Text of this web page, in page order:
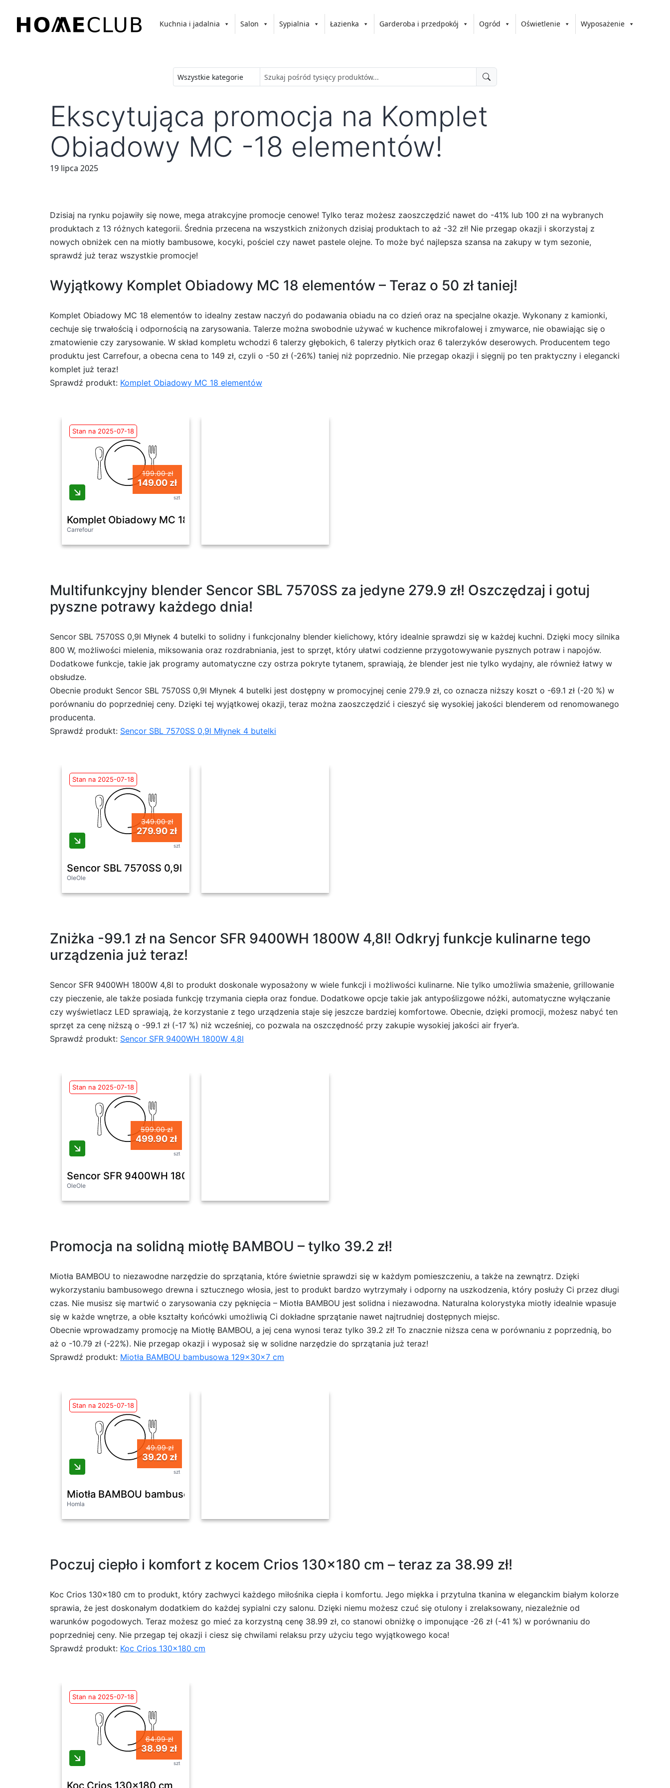
treści
Kuchnia i jadalnia Salon Sypialnia Łazienka Garderoba i przedpokój Ogród Oświetlenie Wyposażenie
Ekscytująca promocja na Komplet
Obiadowy MC -18 elementów!
19 lipca 2025
Dzisiaj na rynku pojawiły się nowe, mega atrakcyjne promocje cenowe! Tylko teraz możesz zaoszczędzić nawet do -41% lub 100 zł na wybranych
produktach z 13 różnych kategorii. Średnia przecena na wszystkich zniżonych dzisiaj produktach to aż -32 zł! Nie przegap okazji i skorzystaj z
nowych obniżek cen na miotły bambusowe, kocyki, pościel czy nawet pastele olejne. To może być najlepsza szansa na zakupy w tym sezonie,
sprawdź już teraz wszystkie promocje!
Wyjątkowy Komplet Obiadowy MC 18 elementów – Teraz o 50 zł taniej!
Komplet Obiadowy MC 18 elementów to idealny zestaw naczyń do podawania obiadu na co dzień oraz na specjalne okazje. Wykonany z kamionki,
cechuje się trwałością i odpornością na zarysowania. Talerze można swobodnie używać w kuchence mikrofalowej i zmywarce, nie obawiając się o
zmatowienie czy zarysowanie. W skład kompletu wchodzi 6 talerzy głębokich, 6 talerzy płytkich oraz 6 talerzyków deserowych. Producentem tego
produktu jest Carrefour, a obecna cena to 149 zł, czyli o -50 zł (-26%) taniej niż poprzednio. Nie przegap okazji i sięgnij po ten praktyczny i elegancki
komplet już teraz!
Sprawdź produkt: Komplet Obiadowy MC 18 elementów
Stan na 2025-07-18
199.00 zł
149.00 zł
szt
Komplet Obiadowy MC 18 elementów
Carrefour
Multifunkcyjny blender Sencor SBL 7570SS za jedyne 279.9 zł! Oszczędzaj i gotuj
pyszne potrawy każdego dnia!
Sencor SBL 7570SS 0,9l Młynek 4 butelki to solidny i funkcjonalny blender kielichowy, który idealnie sprawdzi się w każdej kuchni. Dzięki mocy silnika
800 W, możliwości mielenia, miksowania oraz rozdrabniania, jest to sprzęt, który ułatwi codzienne przygotowywanie pysznych potraw i napojów.
Dodatkowe funkcje, takie jak programy automatyczne czy ostrza pokryte tytanem, sprawiają, że blender jest nie tylko wydajny, ale również łatwy w
obsłudze.
Obecnie produkt Sencor SBL 7570SS 0,9l Młynek 4 butelki jest dostępny w promocyjnej cenie 279.9 zł, co oznacza niższy koszt o -69.1 zł (-20 %) w
porównaniu do poprzedniej ceny. Dzięki tej wyjątkowej okazji, teraz można zaoszczędzić i cieszyć się wysokiej jakości blenderem od renomowanego
producenta.
Sprawdź produkt: Sencor SBL 7570SS 0,9l Młynek 4 butelki
Stan na 2025-07-18
349.00 zł
279.90 zł
szt
Sencor SBL 7570SS 0,9l Młynek 4 butelki
OleOle
Zniżka -99.1 zł na Sencor SFR 9400WH 1800W 4,8l! Odkryj funkcje kulinarne tego
urządzenia już teraz!
Sencor SFR 9400WH 1800W 4,8l to produkt doskonale wyposażony w wiele funkcji i możliwości kulinarne. Nie tylko umożliwia smażenie, grillowanie
czy pieczenie, ale także posiada funkcję trzymania ciepła oraz fondue. Dodatkowe opcje takie jak antypoślizgowe nóżki, automatyczne wyłączanie
czy wyświetlacz LED sprawiają, że korzystanie z tego urządzenia staje się jeszcze bardziej komfortowe. Obecnie, dzięki promocji, możesz nabyć ten
sprzęt za cenę niższą o -99.1 zł (-17 %) niż wcześniej, co pozwala na oszczędność przy zakupie wysokiej jakości air fryer’a.
Sprawdź produkt: Sencor SFR 9400WH 1800W 4,8l
Stan na 2025-07-18
599.00 zł
499.90 zł
szt
Sencor SFR 9400WH 1800W 4,8l
OleOle
Promocja na solidną miotłę BAMBOU – tylko 39.2 zł!
Miotła BAMBOU to niezawodne narzędzie do sprzątania, które świetnie sprawdzi się w każdym pomieszczeniu, a także na zewnątrz. Dzięki
wykorzystaniu bambusowego drewna i sztucznego włosia, jest to produkt bardzo wytrzymały i odporny na uszkodzenia, który posłuży Ci przez długi
czas. Nie musisz się martwić o zarysowania czy pęknięcia – Miotła BAMBOU jest solidna i niezawodna. Naturalna kolorystyka miotły idealnie wpasuje
się w każde wnętrze, a obłe kształty końcówki umożliwią Ci dokładne sprzątanie nawet najtrudniej dostępnych miejsc.
Obecnie wprowadzamy promocję na Miotłę BAMBOU, a jej cena wynosi teraz tylko 39.2 zł! To znacznie niższa cena w porównaniu z poprzednią, bo
aż o -10.79 zł (-22%). Nie przegap okazji i wyposaż się w solidne narzędzie do sprzątania już teraz!
Sprawdź produkt: Miotła BAMBOU bambusowa 129x30x7 cm
Stan na 2025-07-18
49.99 zł
39.20 zł
szt
Miotła BAMBOU bambusowa 129x30x7 cm
Homla
Poczuj ciepło i komfort z kocem Crios 130×180 cm – teraz za 38.99 zł!
Koc Crios 130×180 cm to produkt, który zachwyci każdego miłośnika ciepła i komfortu. Jego miękka i przytulna tkanina w eleganckim białym kolorze
sprawia, że jest doskonałym dodatkiem do każdej sypialni czy salonu. Dzięki niemu możesz czuć się otulony i zrelaksowany, niezależnie od
warunków pogodowych. Teraz możesz go mieć za korzystną cenę 38.99 zł, co stanowi obniżkę o imponujące -26 zł (-41 %) w porównaniu do
poprzedniej ceny. Nie przegap tej okazji i ciesz się chwilami relaksu przy użyciu tego wyjątkowego koca!
Sprawdź produkt: Koc Crios 130×180 cm
Stan na 2025-07-18
64.99 zł
38.99 zł
szt
Koc Crios 130x180 cm